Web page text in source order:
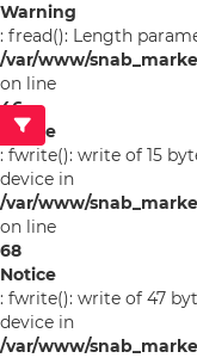
Warning
: fread(): Length
/var/www/
on line
46
Notice
: fwrite(): write of 15
device in
/var/www/
on line
68
Notice
: fwrite(): write of 47
device in
/var/www/